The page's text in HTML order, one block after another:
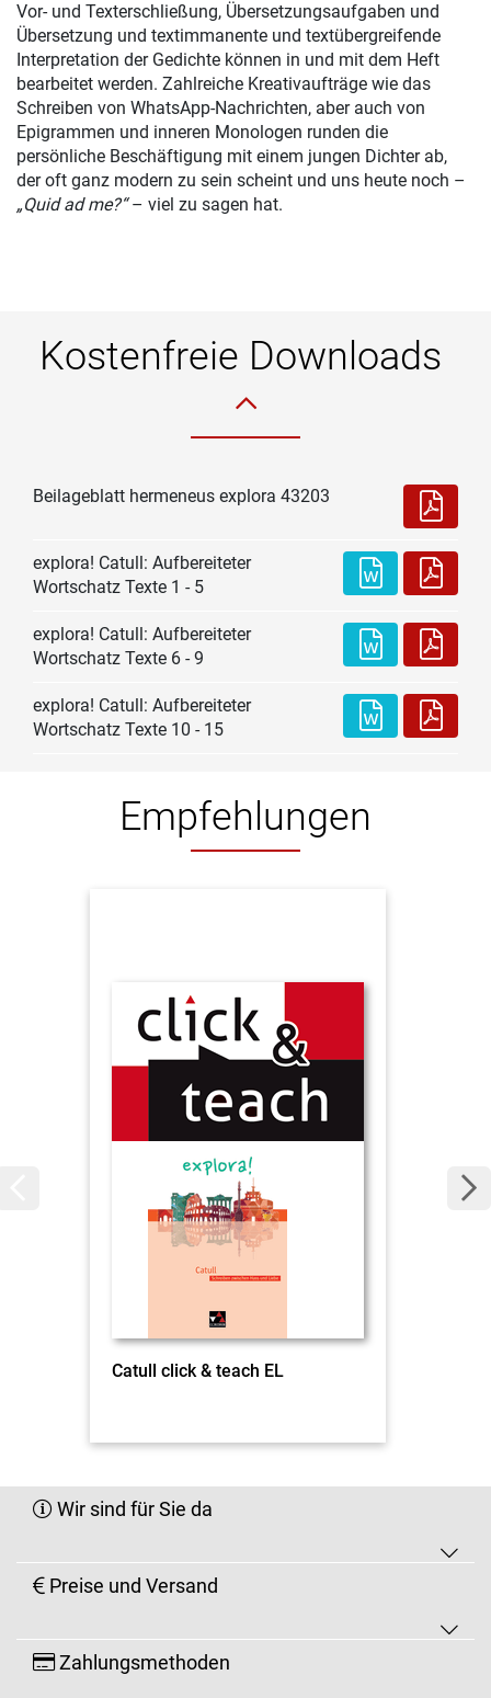
Vor- und Texterschließung, Übersetzungsaufgaben und
Übersetzung und textimmanente und textübergreifende
Interpretation der Gedichte können in und mit dem Heft
bearbeitet werden. Zahlreiche Kreativaufträge wie das
Schreiben von WhatsApp-Nachrichten, aber auch von
Epigrammen und inneren Monologen runden die
persönliche Beschäftigung mit einem jungen Dichter ab,
der oft ganz modern zu sein scheint und uns heute noch –
„Quid ad me?“– viel zu sagen hat.
Kostenfreie Downloads
Beilageblatt hermeneus explora 43203
explora! Catull: Aufbereiteter
Wortschatz Texte 1 - 5
explora! Catull: Aufbereiteter
Wortschatz Texte 6 - 9
explora! Catull: Aufbereiteter
Wortschatz Texte 10 - 15
Empfehlungen
Catull click & teach EL
Wir sind für Sie da
Preise und Versand
Zahlungsmethoden